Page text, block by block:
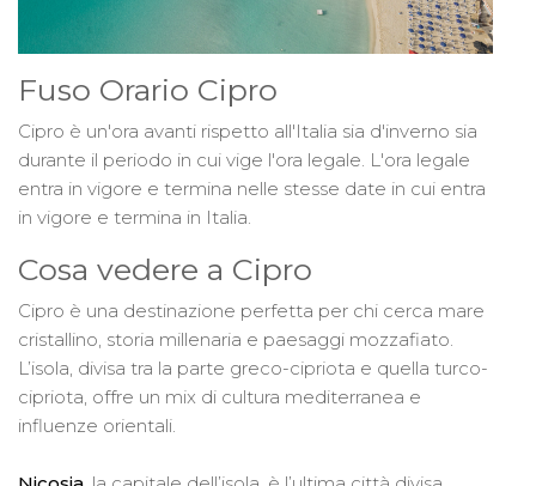
Fuso Orario Cipro
Cipro è un'ora avanti rispetto all'Italia sia d'inverno sia
durante il periodo in cui vige l'ora legale. L'ora legale
entra in vigore e termina nelle stesse date in cui entra
in vigore e termina in Italia.
Cosa vedere a Cipro
Cipro è una destinazione perfetta per chi cerca mare
cristallino, storia millenaria e paesaggi mozzafiato.
L’isola, divisa tra la parte greco-cipriota e quella turco-
cipriota, offre un mix di cultura mediterranea e
influenze orientali.